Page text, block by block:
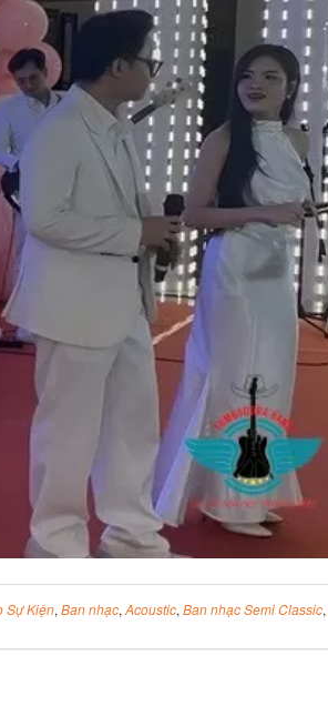
Sự Kiện, Ban nhạc, Acoustic, Ban nhạc Semi Classic,